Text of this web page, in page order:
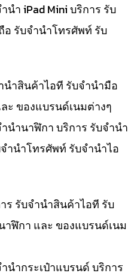
ำ iPad Mini บริการ รับ
รับจำนำโทรศัพท์ รับ
นำสินค้าไอที รับจำนำมือ
ะ ของแบรนด์เนมต่างๆ
นำนาฬิกา บริการ รับจำนำ
ำนำโทรศัพท์ รับจำนำไอ
ร รับจำนำสินค้าไอที รับ
ฬิกา และ ของแบรนด์เนม
นำกระเป๋าแบรนด์ บริการ